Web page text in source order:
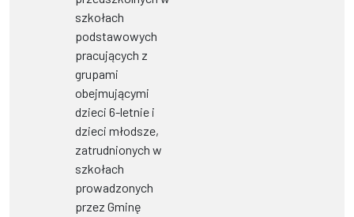
szkołach
podstawowych
pracujących z
grupami
obejmującymi
dzieci 6-letnie i
dzieci młodsze,
zatrudnionych w
szkołach
prowadzonych
przez Gminę